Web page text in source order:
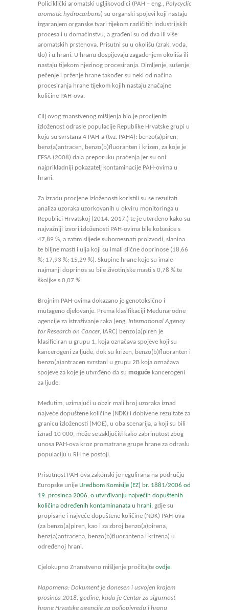
Policiklički aromatski ugljikovodici (PAH – eng., Polycyclic
aromatic hydrocarbons) su organski spojevi koji nastaju
izgaranjem organske tvari tijekom različitih industrijskih
procesa i u domaćinstvu, a građeni su od dva ili više
aromatskih prstenova. Prisutni su u okolišu (zrak, voda,
tlo) i u hrani. U hranu dospijevaju zagađenjem okoliša ili
nastaju tijekom njezinog procesiranja. Dimljenje, sušenje,
pečenje i prženje hrane također su neki od načina
procesiranja hrane tijekom kojih nastaju značajne
količine PAH-ova.
Cilj ovog znanstvenog mišljenja bio je procijeniti
izloženost odrasle populacije Republike Hrvatske grupi u
koju su svrstana 4 PAH-a (tvz. PAH4): benzo(a)piren,
benz(a)antracen, benzo(b)fluoranten i krizen, za koje je
EFSA (2008) dala preporuku praćenja jer su oni
najprikladniji pokazatelj kontaminacije PAH-ovima u
hrani.
Za izradu procjene izloženosti koristili su se rezultati
analiza uzoraka uzorkovanih u okviru monitoringa u
Republici Hrvatskoj (2014.-2017.) te je utvrđeno kako su
najvažniji izvori izloženosti PAH-ovima bile kobasice s
47,89 %, a zatim slijede suhomesnati proizvodi, slanina
te biljne masti i ulja koji su imali slične doprinose (18,66
%; 17,93 %; 15,29 %). Skupine hrane koje su imale
najmanji doprinos su bile životinjske masti s 0,78 % te
školjke s 0,07 %.
Brojnim PAH-ovima dokazano je genotoksično i
mutageno djelovanje. Prema klasifikaciji Međunarodne
agencije za istraživanje raka (eng. International Agency
for Research on Cancer, IARC) benzo(a)piren je
klasificiran u grupu 1, koja označava spojeve koji su
kancerogeni za ljude, dok su krizen, benzo(b)fluoranten i
benzo(a)antracen svrstani u grupu 2B koja označava
spojeve za koje je utvrđeno da su moguće kancerogeni
za ljude.
Međutim, uzimajući u obzir mali broj uzoraka iznad
najveće dopuštene količine (NDK) i dobivene rezultate za
granicu izloženosti (MOE), u oba scenarija, a koji su bili
iznad 10 000, može se zaključiti kako zabrinutost zbog
unosa PAH-ova kroz promatrane grupe hrane za odraslu
populaciju u RH ne postoji.
Prisutnost PAH-ova zakonski je regulirana na području
Europske unije Uredbom Komisije (EZ) br. 1881/2006 od
19. prosinca 2006. o utvrđivanju najvećih dopuštenih
količina određenih kontaminanata u hrani, gdje su
propisane i najveće dopuštene količine (NDK) PAH-ova
(za benzo(a)piren, kao i za zbroj benzo(a)pirena,
benz(a)antracena, benzo(b)fluorantena i krizena) u
određenoj hrani.
Cjelokupno Znanstveno mišljenje pročitajte ovdje.
Napomena: Dokument je donesen i usvojen krajem
prosinca 2018. godine, kada je Centar za sigurnost
hrane Hrvatske agencije za poljopivredu i hranu